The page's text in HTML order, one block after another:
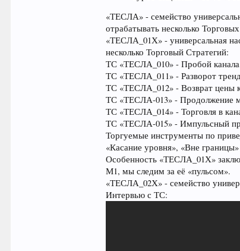
«ТЕСЛА» - семейство
отрабатывать несколько
«ТЕСЛА_01Х» - универсальная
несколько Торговый Стратегий:
ТС «ТЕСЛА_010» - Пробой
ТС «ТЕСЛА_011» - Разворот
ТС «ТЕСЛА_012» - Возврат цены
ТС «ТЕСЛА-013» - Продолжение
ТС «ТЕСЛА_014» - Торговля в
ТС «ТЕСЛА-015» - Импульсный
Торгуемые инструменты по
«Касание уровня», «Вне
Особенность «ТЕСЛА_01Х»
М1, мы следим за её «пульсом».
«ТЕСЛА_02Х» - семейство
Интервью с ТС: